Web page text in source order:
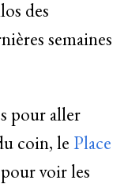
des
semaines
pour aller
coin, le Place
voir les